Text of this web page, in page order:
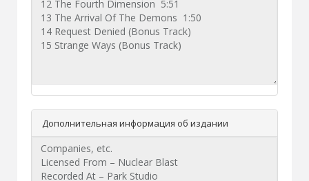
Дополнительная информация об издании